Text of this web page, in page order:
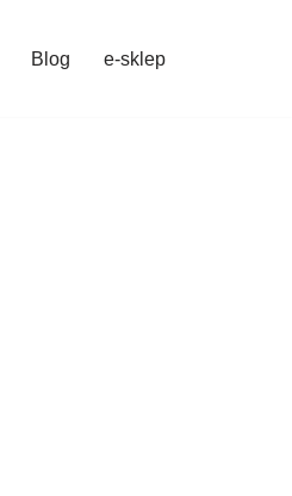
Blog e-sklep